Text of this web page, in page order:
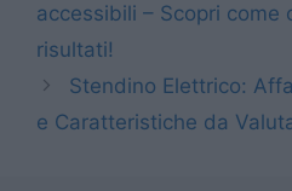
accessibili – Scopri come
risultati!
Stendino Elettrico:
e Caratteristiche da